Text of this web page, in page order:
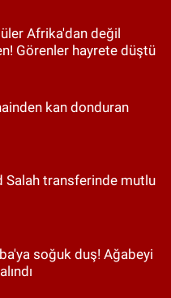
Afrika'dan değil
Görenler hayrete düştü
kan donduran
Salah transferinde mutlu
soğuk duş! Ağabeyi